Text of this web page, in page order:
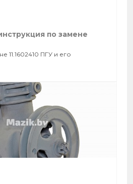
по замене
11.1602410 ПГУ и его